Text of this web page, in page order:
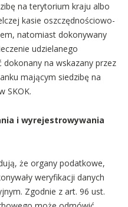
na terytorium kraju albo
kasie oszczędnościowo-
natomiast dokonywany
udzielanego
na wskazany przez
mającym siedzibę na
SKOK.
i wyrejestrowywania
że organy podatkowe,
weryfikacji danych
Zgodnie z art. 96 ust.